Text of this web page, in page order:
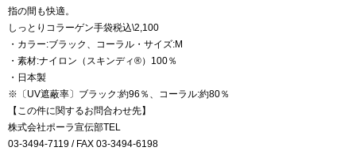
指の間も快適。
しっとりコラーゲン手袋税込\2,100
・カラー:ブラック、コーラル・サイズ:M
・素材:ナイロン（スキンディ®）100％
・日本製
※〔UV遮蔽率〕ブラック:約96％、コーラル:約80％
【この件に関するお問合わせ先】
株式会社ポーラ宣伝部TEL
03-3494-7119 / FAX 03-3494-6198